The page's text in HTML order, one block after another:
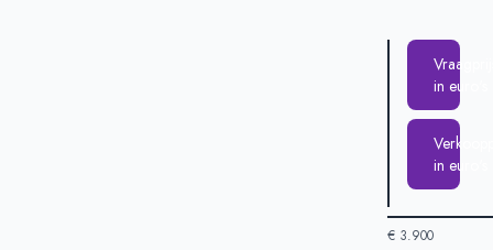
Vraagprijs
in euro's
in euro's
€ 3.900